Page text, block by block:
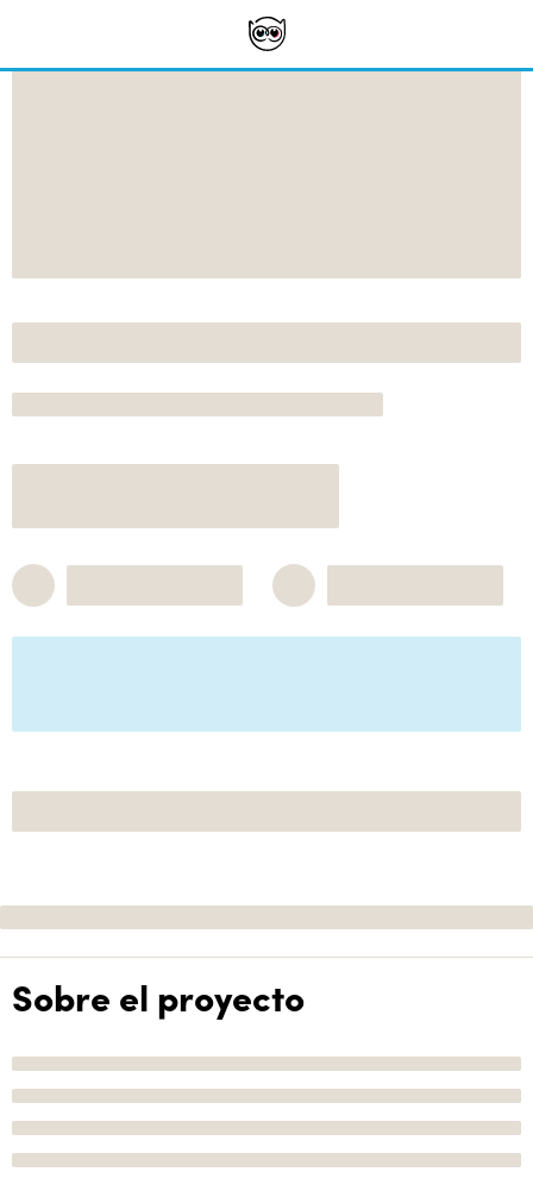
Sobre el proyecto